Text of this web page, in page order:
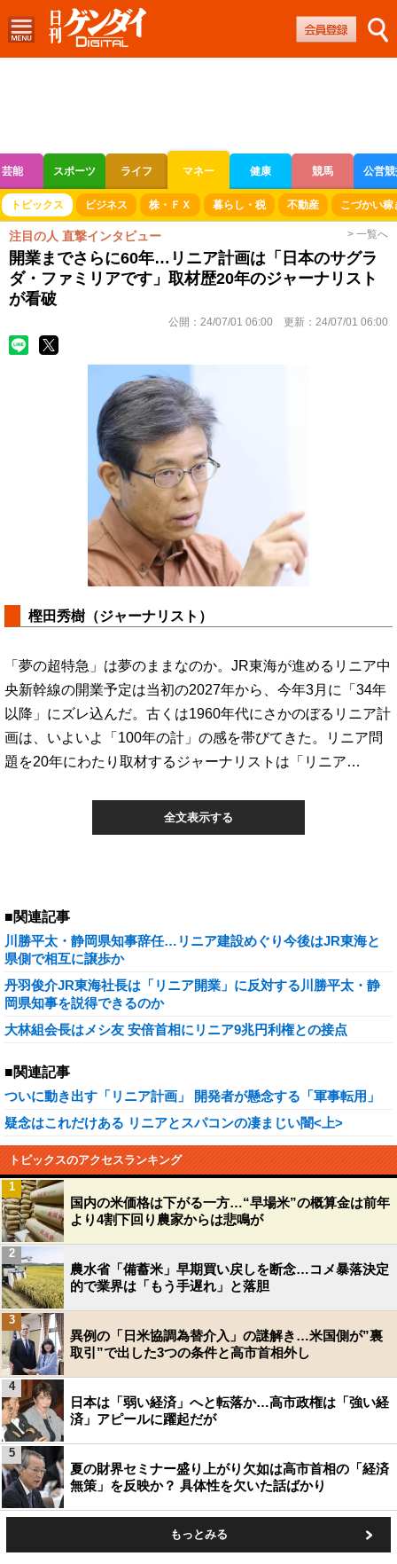
芸能 スポーツ ライフ マネー 健康 競馬 公営
ボートレース 競輪 オートレース
トピックス ビジネス 株・ＦＸ 暮らし・税 不動産 こづかい稼
注目の人 直撃インタビュー > 一覧へ
開業までさらに60年…リニア計画は「日本のサグラ
ダ・ファミリアです」取材歴20年のジャーナリスト
が看破
公開： 24/07/01 06:00 更新： 24/07/01 06:00
樫田秀樹（ジャーナリスト）
「夢の超特急」は夢のままなのか。JR東海が進めるリニア中
央新幹線の開業予定は当初の2027年から、今年3月に「34年
以降」にズレ込んだ。古くは1960年代にさかのぼるリニア計
画は、いよいよ「100年の計」の感を帯びてきた。リニア問
題を20年にわたり取材するジャーナリストは「リニア…
全文表示する
■関連記事
川勝平太・静岡県知事辞任…リニア建設めぐり今後はJR東海と
県側で相互に譲歩か
丹羽俊介JR東海社長は「リニア開業」に反対する川勝平太・静
岡県知事を説得できるのか
大林組会長はメシ友 安倍首相にリニア9兆円利権との接点
■関連記事
ついに動き出す「リニア計画」 開発者が懸念する「軍事転用」
疑念はこれだけある リニアとスパコンの凄まじい闇<上>
トピックスのアクセスランキング
国内の米価格は下がる一方…“早場米”の概算金は前年
より4割下回り農家からは悲鳴が
1
農水省「備蓄米」早期買い戻しを断念…コメ暴落決定
的で業界は「もう手遅れ」と落胆
2
異例の「日米協調為替介入」の謎解き…米国側が”裏
取引”で出した3つの条件と高市首相外し
3
日本は「弱い経済」へと転落か…高市政権は「強い経
済」アピールに躍起だが
4
夏の財界セミナー盛り上がり欠如は高市首相の「経済
無策」を反映か？ 具体性を欠いた話ばかり
5
もっとみる